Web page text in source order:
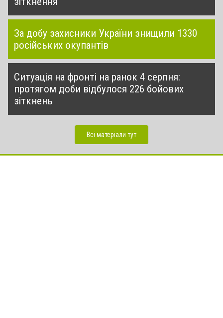
За добу захисники України знищили 1330
російських окупантів
Ситуація на фронті на ранок 4 серпня:
протягом доби відбулося 226 бойових
зіткнень
Всі матеріали тут